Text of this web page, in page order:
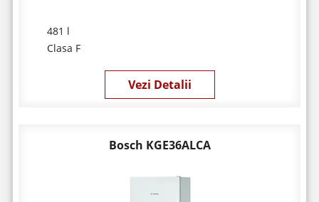
481 l
Clasa F
Vezi Detalii
Bosch KGE36ALCA